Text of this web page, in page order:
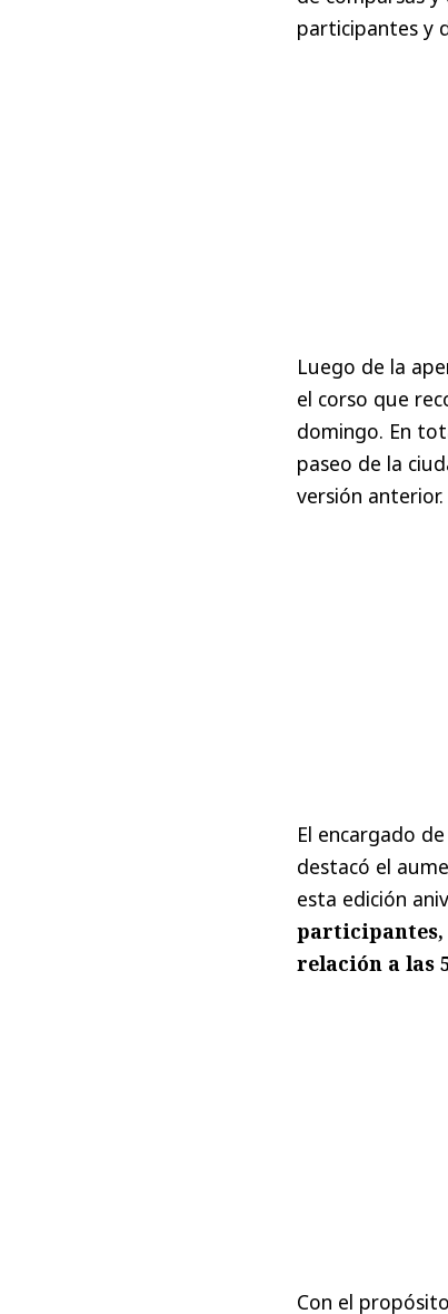
participantes y
Luego de la
el corso que
domingo. En
paseo de la
versión anterior.
El encargado
destacó el
esta edición
participantes,
relación a las
Con el